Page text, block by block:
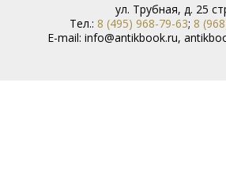
ул. Трубная, д. 25
Тел.: 8 (495) 968-79-63; 8
E-mail: info@antikbook.ru,